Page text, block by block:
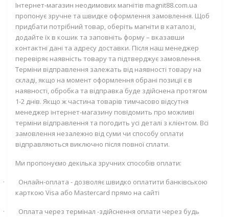
Інтернет-магазин неодимових магнітів magnit88.com.ua
пропонує зручне та швидке оформлення замовлення. Щоб
придбати потрібний товар, оберіть магніти в каталозі,
додайте їх в кошик та заповніть форму – вказавши
контактні дані та адресу доставки. Після наш менеджер
перевіряє наявність товару та підтверджує замовлення.
Терміни відправлення залежать від наявності товару на
складі, якщо на момент оформлення обрані позиції є в
наявності, обробка та відправка буде здійснена протягом
1-2 днів. Якщо ж частина товарів тимчасово відсутня
менеджер інтернет-магазину повідомить про можливі
терміни відправлення та погодить усі деталі з клієнтом. Всі
замовлення незалежно від суми чи способу оплати
відправляються виключно після повної сплати.
Ми пропонуємо декілька зручних способів оплати:
·
Онлайн-оплата - дозволяє швидко оплатити банківською
карткою Visa або Mastercard прямо на сайті
·
Оплата через термінал -здійснення оплати через будь